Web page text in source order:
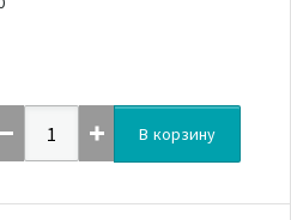
В корзину